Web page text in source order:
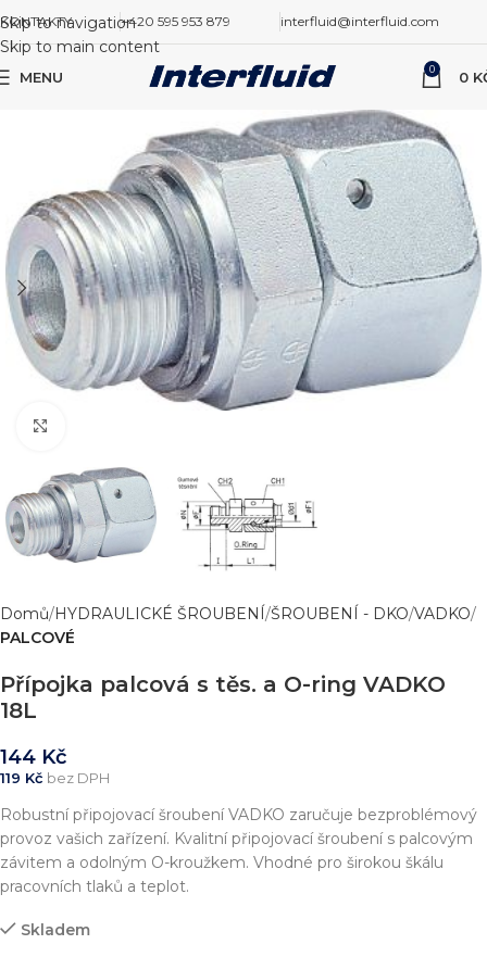
Skip to navigation
Skip to main content
KONTAKTY +420 595 953 879 interfluid@interfluid.com
MENU 0 0
Domů HYDRAULICKÉ ŠROUBENÍ ŠROUBENÍ - DKO VADKO
PALCOVÉ
Přípojka palcová s těs. a O-ring VADKO
18L
144 Kč
119 Kč bez DPH
Robustní připojovací šroubení VADKO zaručuje bezproblémový
provoz vašich zařízení. Kvalitní připojovací šroubení s palcovým
závitem a odolným O-kroužkem. Vhodné pro širokou škálu
pracovních tlaků a teplot.
Skladem